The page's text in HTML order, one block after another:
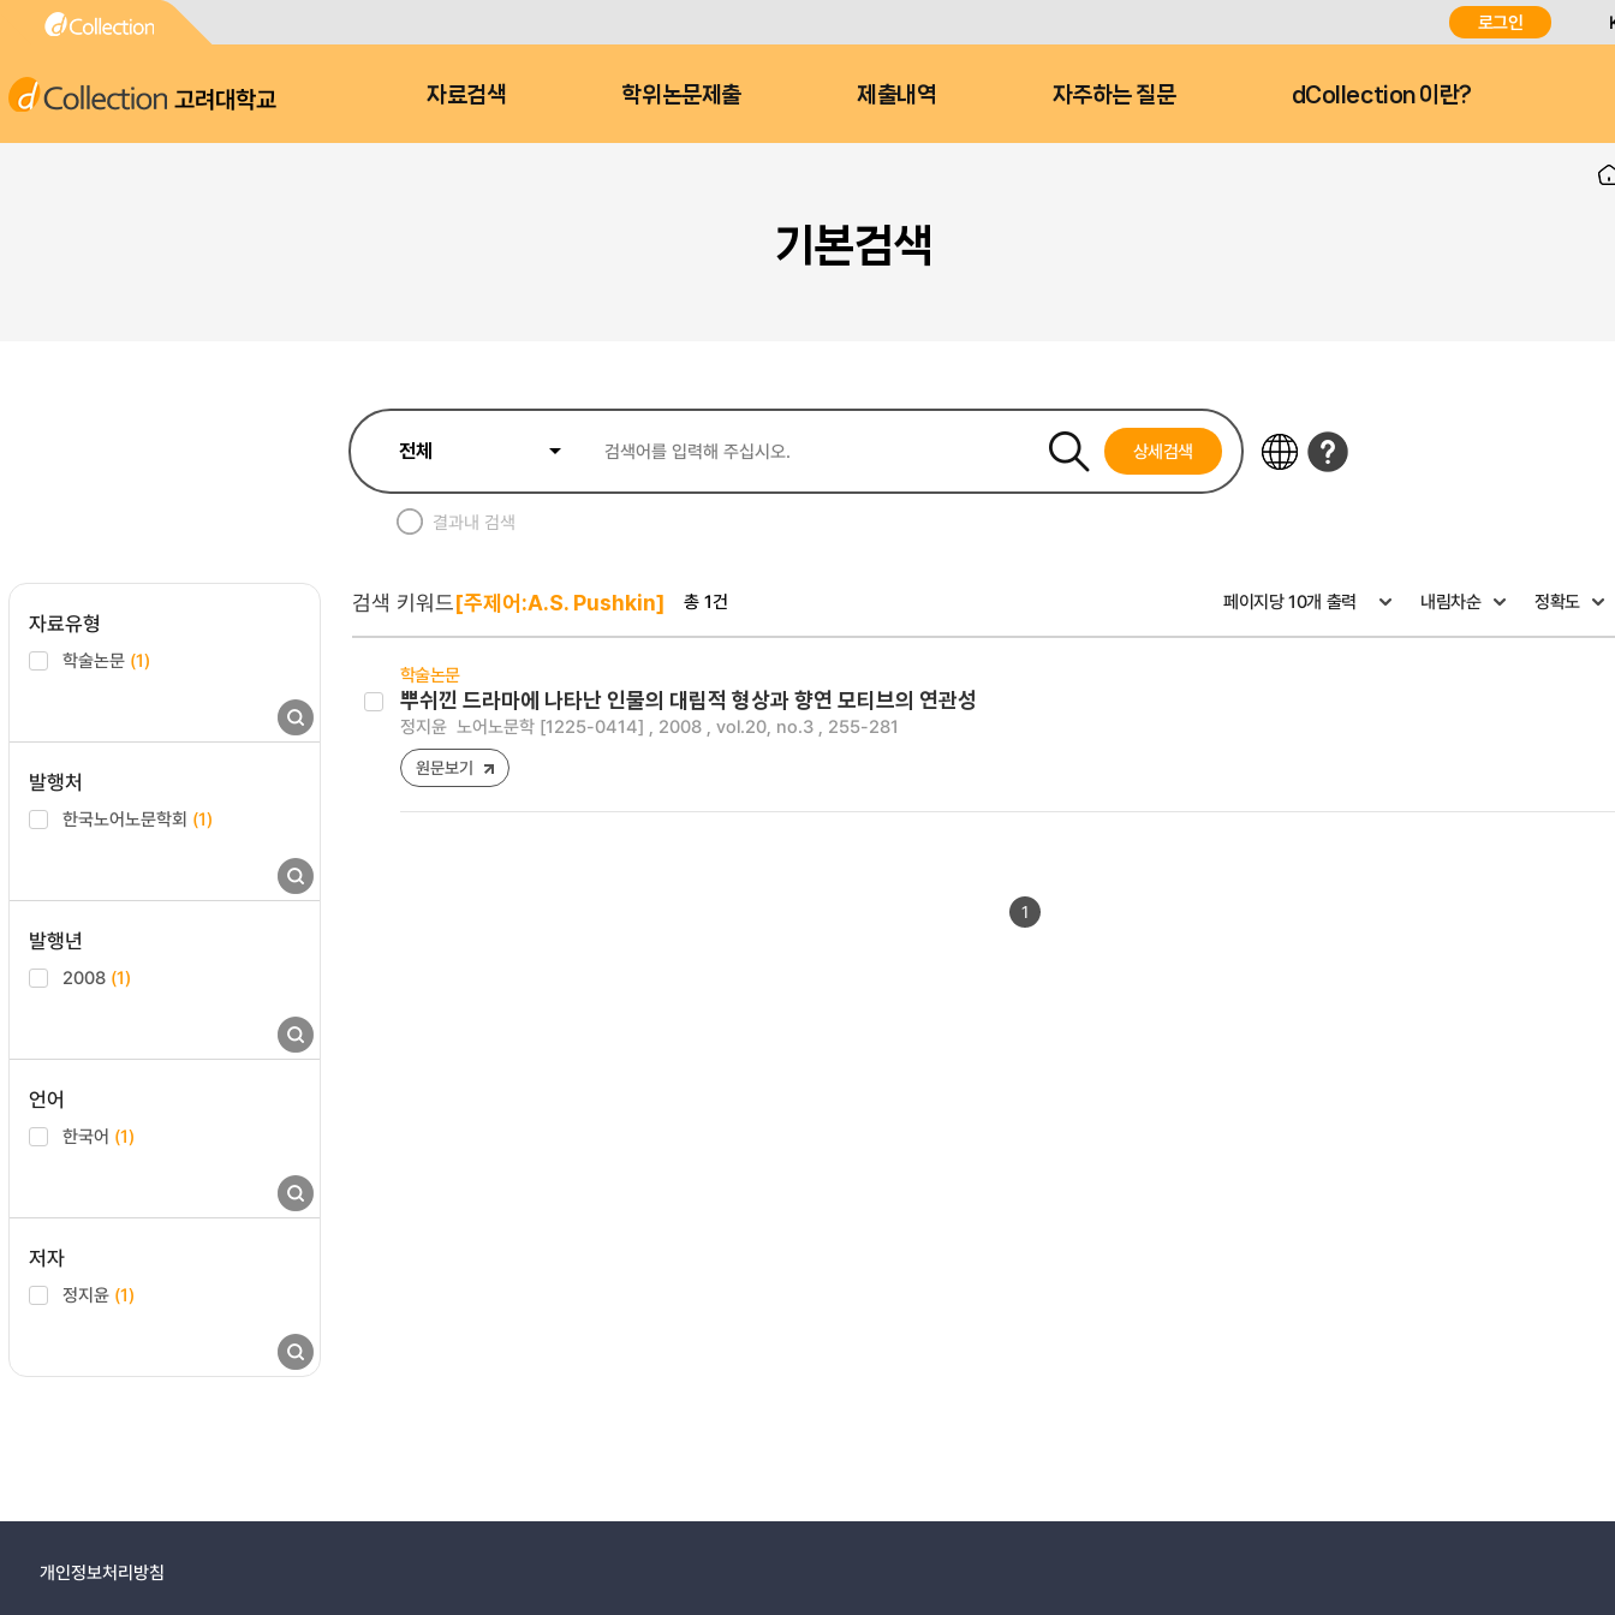
로그인
고려대학교 자료검색 학위논문제출 제출내역 자주하는 질문 dCollection 이란?
기본검색
상세검색
결과내 검색
자료유형
학술논문 (1)
발행처
한국노어노문학회 (1)
발행년
2008 (1)
언어
한국어 (1)
저자
정지윤 (1)
검색 키워드[주제어:A.S. Pushkin] 총 1건
학술논문
뿌쉬낀 드라마에 나타난 인물의 대립적 형상과 향연 모티브의 연관성
정지윤 노어노문학 [1225-0414] , 2008 , vol.20, no.3 , 255-281
원문보기
1
개인정보처리방침